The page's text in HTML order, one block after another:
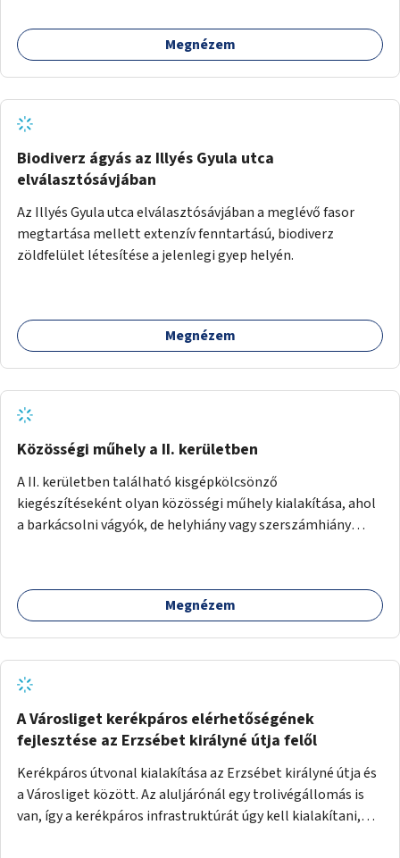
Megnézem
Biodiverz ágyás az Illyés Gyula utca
elválasztósávjában
Az Illyés Gyula utca elválasztósávjában a meglévő fasor
megtartása mellett extenzív fenntartású, biodiverz
zöldfelület létesítése a jelenlegi gyep helyén.
Megnézem
Közösségi műhely a II. kerületben
A II. kerületben található kisgépkölcsönző
kiegészítéseként olyan közösségi műhely kialakítása, ahol
a barkácsolni vágyók, de helyhiány vagy szerszámhiány
Megnézem
A Városliget kerékpáros elérhetőségének
fejlesztése az Erzsébet királyné útja felől
Kerékpáros útvonal kialakítása az Erzsébet királyné útja és
a Városliget között. Az aluljárónál egy trolivégállomás is
van, így a kerékpáros infrastruktúrát úgy kell kialakítani,